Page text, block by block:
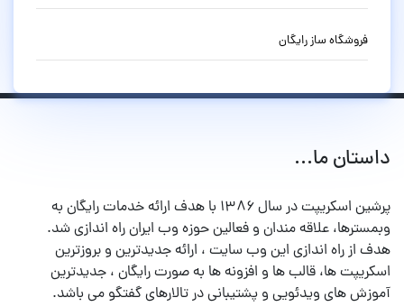
فروشگاه ساز رایگان
داستان ما...
پرشین اسکریپت در سال ۱۳۸۶ با هدف ارائه خدمات رایگان به
وبمسترها، علاقه مندان و فعالین حوزه وب ایران راه اندازی شد.
هدف از راه اندازی این وب سایت ، ارائه جدیدترین و بروزترین
اسکریپت ها، قالب ها و افزونه ها به صورت رایگان ، جدیدترین
آموزش های ویدئویی و پشتیبانی در تالارهای گفتگو می باشد.